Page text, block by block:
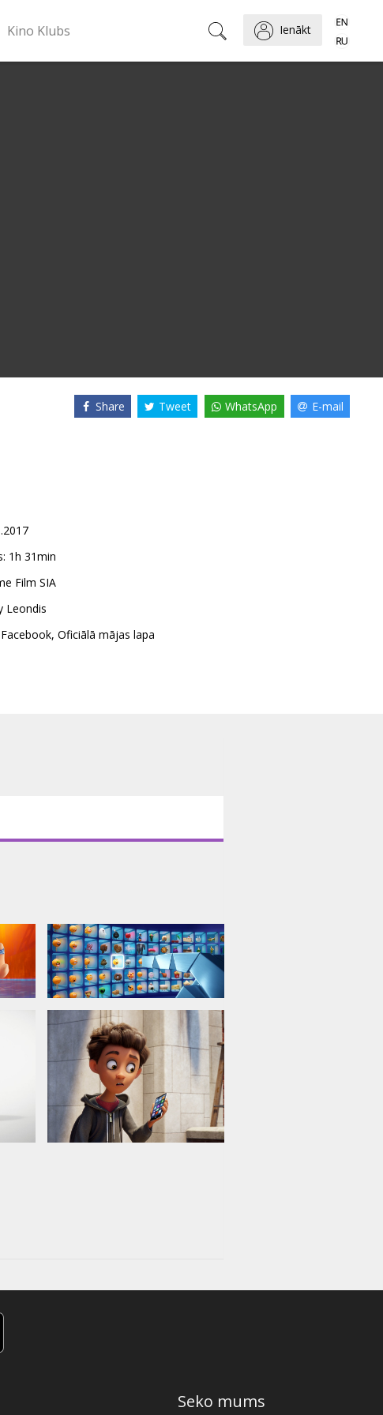
Kino Klubs Ienākt
Share Tweet WhatsApp E-mail
1h 31min
Film SIA
Leondis
Facebook, Oficiālā mājas lapa
Seko mums